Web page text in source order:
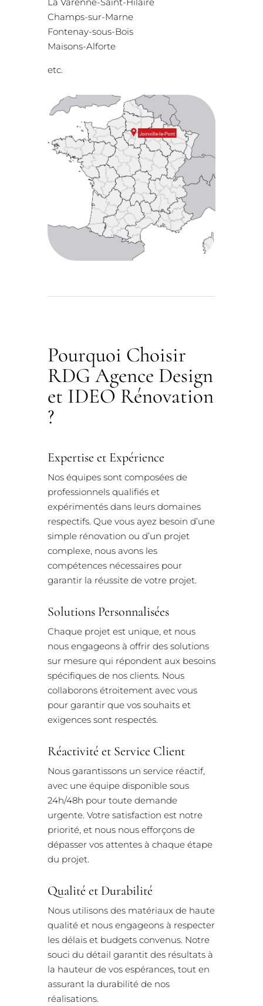
Champs-sur-Marne
Fontenay-sous-Bois
Maisons-Alforte
etc.
Pourquoi Choisir
RDG Agence Design
et IDEO Rénovation
?
Expertise et Expérience
Nos équipes sont composées de
professionnels qualifiés et
expérimentés dans leurs domaines
respectifs. Que vous ayez besoin d’une
simple rénovation ou d’un projet
complexe, nous avons les
compétences nécessaires pour
garantir la réussite de votre projet.
Solutions Personnalisées
Chaque projet est unique, et nous
nous engageons à offrir des solutions
sur mesure qui répondent aux besoins
spécifiques de nos clients. Nous
collaborons étroitement avec vous
pour garantir que vos souhaits et
exigences sont respectés.
Réactivité et Service Client
Nous garantissons un service réactif,
avec une équipe disponible sous
24h/48h pour toute demande
urgente. Votre satisfaction est notre
priorité, et nous nous efforçons de
dépasser vos attentes à chaque étape
du projet.
Qualité et Durabilité
Nous utilisons des matériaux de haute
qualité et nous engageons à respecter
les délais et budgets convenus. Notre
souci du détail garantit des résultats à
la hauteur de vos espérances, tout en
assurant la durabilité de nos
réalisations.